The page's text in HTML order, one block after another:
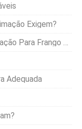
Exigem?
Com Grãos Inteiros?
Adequada